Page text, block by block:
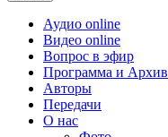
Аудио online
Видео online
Вопрос в эфир
Программа и Архив
Авторы
Передачи
О нас